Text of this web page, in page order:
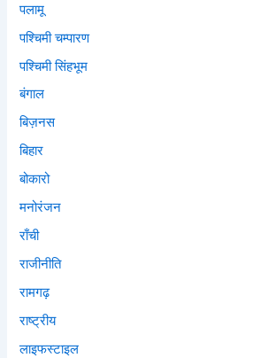
पलामू
पश्चिमी चम्पारण
पश्चिमी सिंहभूम
बंगाल
बिज़नस
बिहार
बोकारो
मनोरंजन
राँची
राजीनीति
रामगढ़
राष्ट्रीय
लाइफस्टाइल